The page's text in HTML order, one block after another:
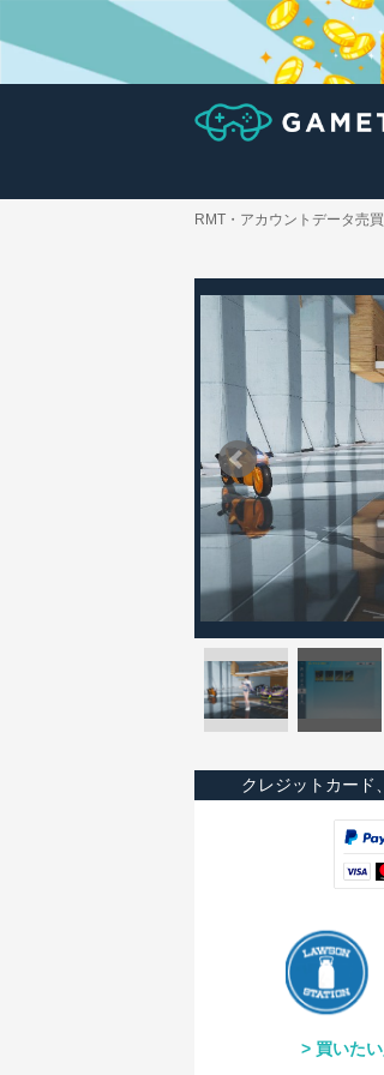
RMT・アカウントデータ売買
クレジットカード
買いた